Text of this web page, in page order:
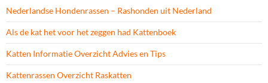
Nederlandse Hondenrassen – Rashonden uit Nederland
Als de kat het voor het zeggen had Kattenboek
Katten Informatie Overzicht Advies en Tips
Kattenrassen Overzicht Raskatten